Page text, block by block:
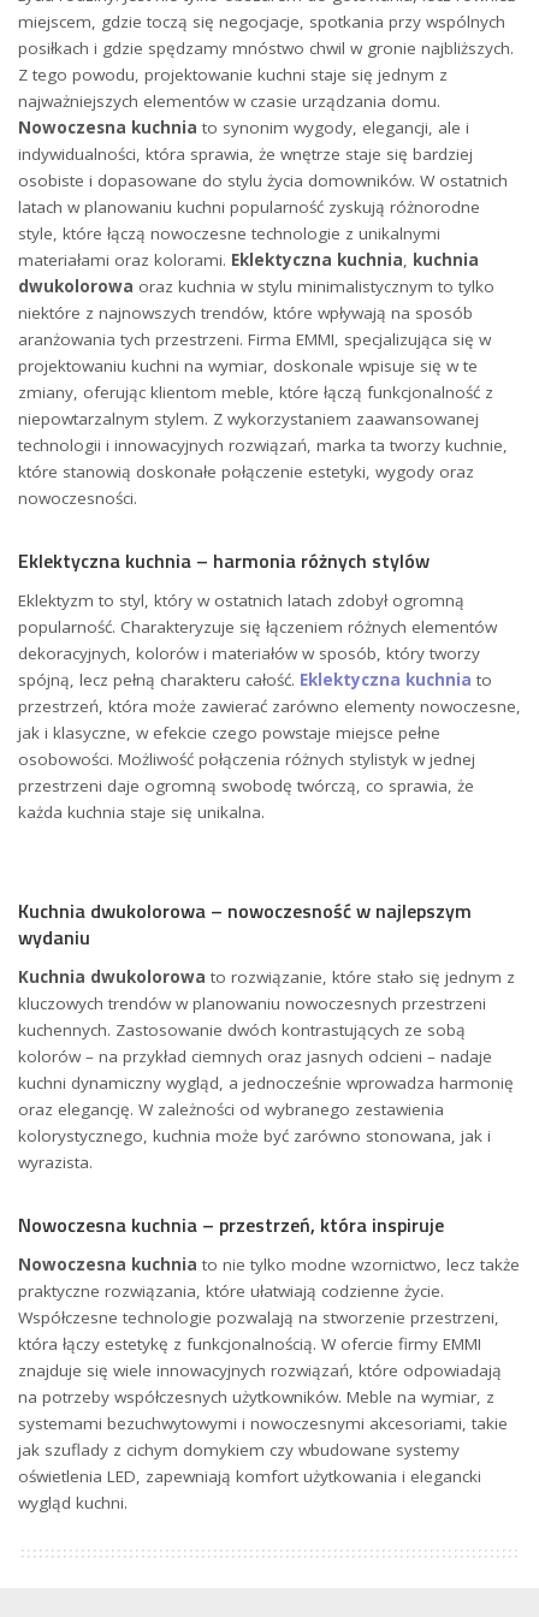
miejscem, gdzie toczą się negocjacje, spotkania przy wspólnych
posiłkach i gdzie spędzamy mnóstwo chwil w gronie najbliższych.
Z tego powodu, projektowanie kuchni staje się jednym z
najważniejszych elementów w czasie urządzania domu.
Nowoczesna kuchnia to synonim wygody, elegancji, ale i
indywidualności, która sprawia, że wnętrze staje się bardziej
osobiste i dopasowane do stylu życia domowników. W ostatnich
latach w planowaniu kuchni popularność zyskują różnorodne
style, które łączą nowoczesne technologie z unikalnymi
materiałami oraz kolorami. Eklektyczna kuchnia kuchnia
dwukolorowa oraz kuchnia w stylu minimalistycznym to tylko
niektóre z najnowszych trendów, które wpływają na sposób
aranżowania tych przestrzeni. Firma EMMI, specjalizująca się w
projektowaniu kuchni na wymiar, doskonale wpisuje się w te
zmiany, oferując klientom meble, które łączą funkcjonalność z
niepowtarzalnym stylem. Z wykorzystaniem zaawansowanej
technologii i innowacyjnych rozwiązań, marka ta tworzy kuchnie,
które stanowią doskonałe połączenie estetyki, wygody oraz
nowoczesności.
Eklektyczna kuchnia – harmonia różnych stylów
Eklektyzm to styl, który w ostatnich latach zdobył ogromną
popularność. Charakteryzuje się łączeniem różnych elementów
dekoracyjnych, kolorów i materiałów w sposób, który tworzy
spójną, lecz pełną charakteru całość. Eklektyczna kuchnia to
przestrzeń, która może zawierać zarówno elementy nowoczesne,
jak i klasyczne, w efekcie czego powstaje miejsce pełne
osobowości. Możliwość połączenia różnych stylistyk w jednej
przestrzeni daje ogromną swobodę twórczą, co sprawia, że
każda kuchnia staje się unikalna.
Kuchnia dwukolorowa – nowoczesność w najlepszym
wydaniu
Kuchnia dwukolorowa to rozwiązanie, które stało się jednym z
kluczowych trendów w planowaniu nowoczesnych przestrzeni
kuchennych. Zastosowanie dwóch kontrastujących ze sobą
kolorów – na przykład ciemnych oraz jasnych odcieni – nadaje
kuchni dynamiczny wygląd, a jednocześnie wprowadza harmonię
oraz elegancję. W zależności od wybranego zestawienia
kolorystycznego, kuchnia może być zarówno stonowana, jak i
wyrazista.
Nowoczesna kuchnia – przestrzeń, która inspiruje
Nowoczesna kuchnia to nie tylko modne wzornictwo, lecz także
praktyczne rozwiązania, które ułatwiają codzienne życie.
Współczesne technologie pozwalają na stworzenie przestrzeni,
która łączy estetykę z funkcjonalnością. W ofercie firmy EMMI
znajduje się wiele innowacyjnych rozwiązań, które odpowiadają
na potrzeby współczesnych użytkowników. Meble na wymiar, z
systemami bezuchwytowymi i nowoczesnymi akcesoriami, takie
jak szuflady z cichym domykiem czy wbudowane systemy
oświetlenia LED, zapewniają komfort użytkowania i elegancki
wygląd kuchni.